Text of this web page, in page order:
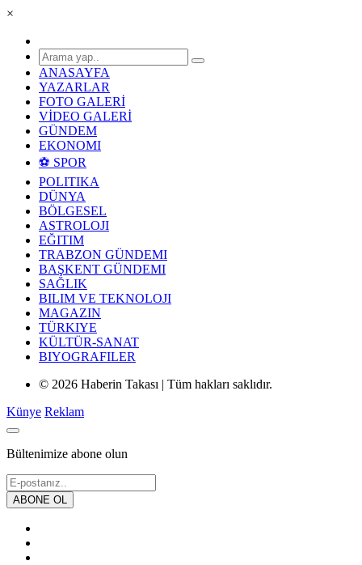
×
ANASAYFA
YAZARLAR
FOTO GALERİ
VİDEO GALERİ
GÜNDEM
EKONOMI
⚽ SPOR
POLITIKA
DÜNYA
BÖLGESEL
ASTROLOJI
EĞITIM
TRABZON GÜNDEMI
BAŞKENT GÜNDEMI
SAĞLIK
BILIM VE TEKNOLOJI
MAGAZIN
TÜRKIYE
KÜLTÜR-SANAT
BIYOGRAFILER
© 2026 Haberin Takası | Tüm hakları saklıdır.
Künye Reklam
Bültenimize abone olun